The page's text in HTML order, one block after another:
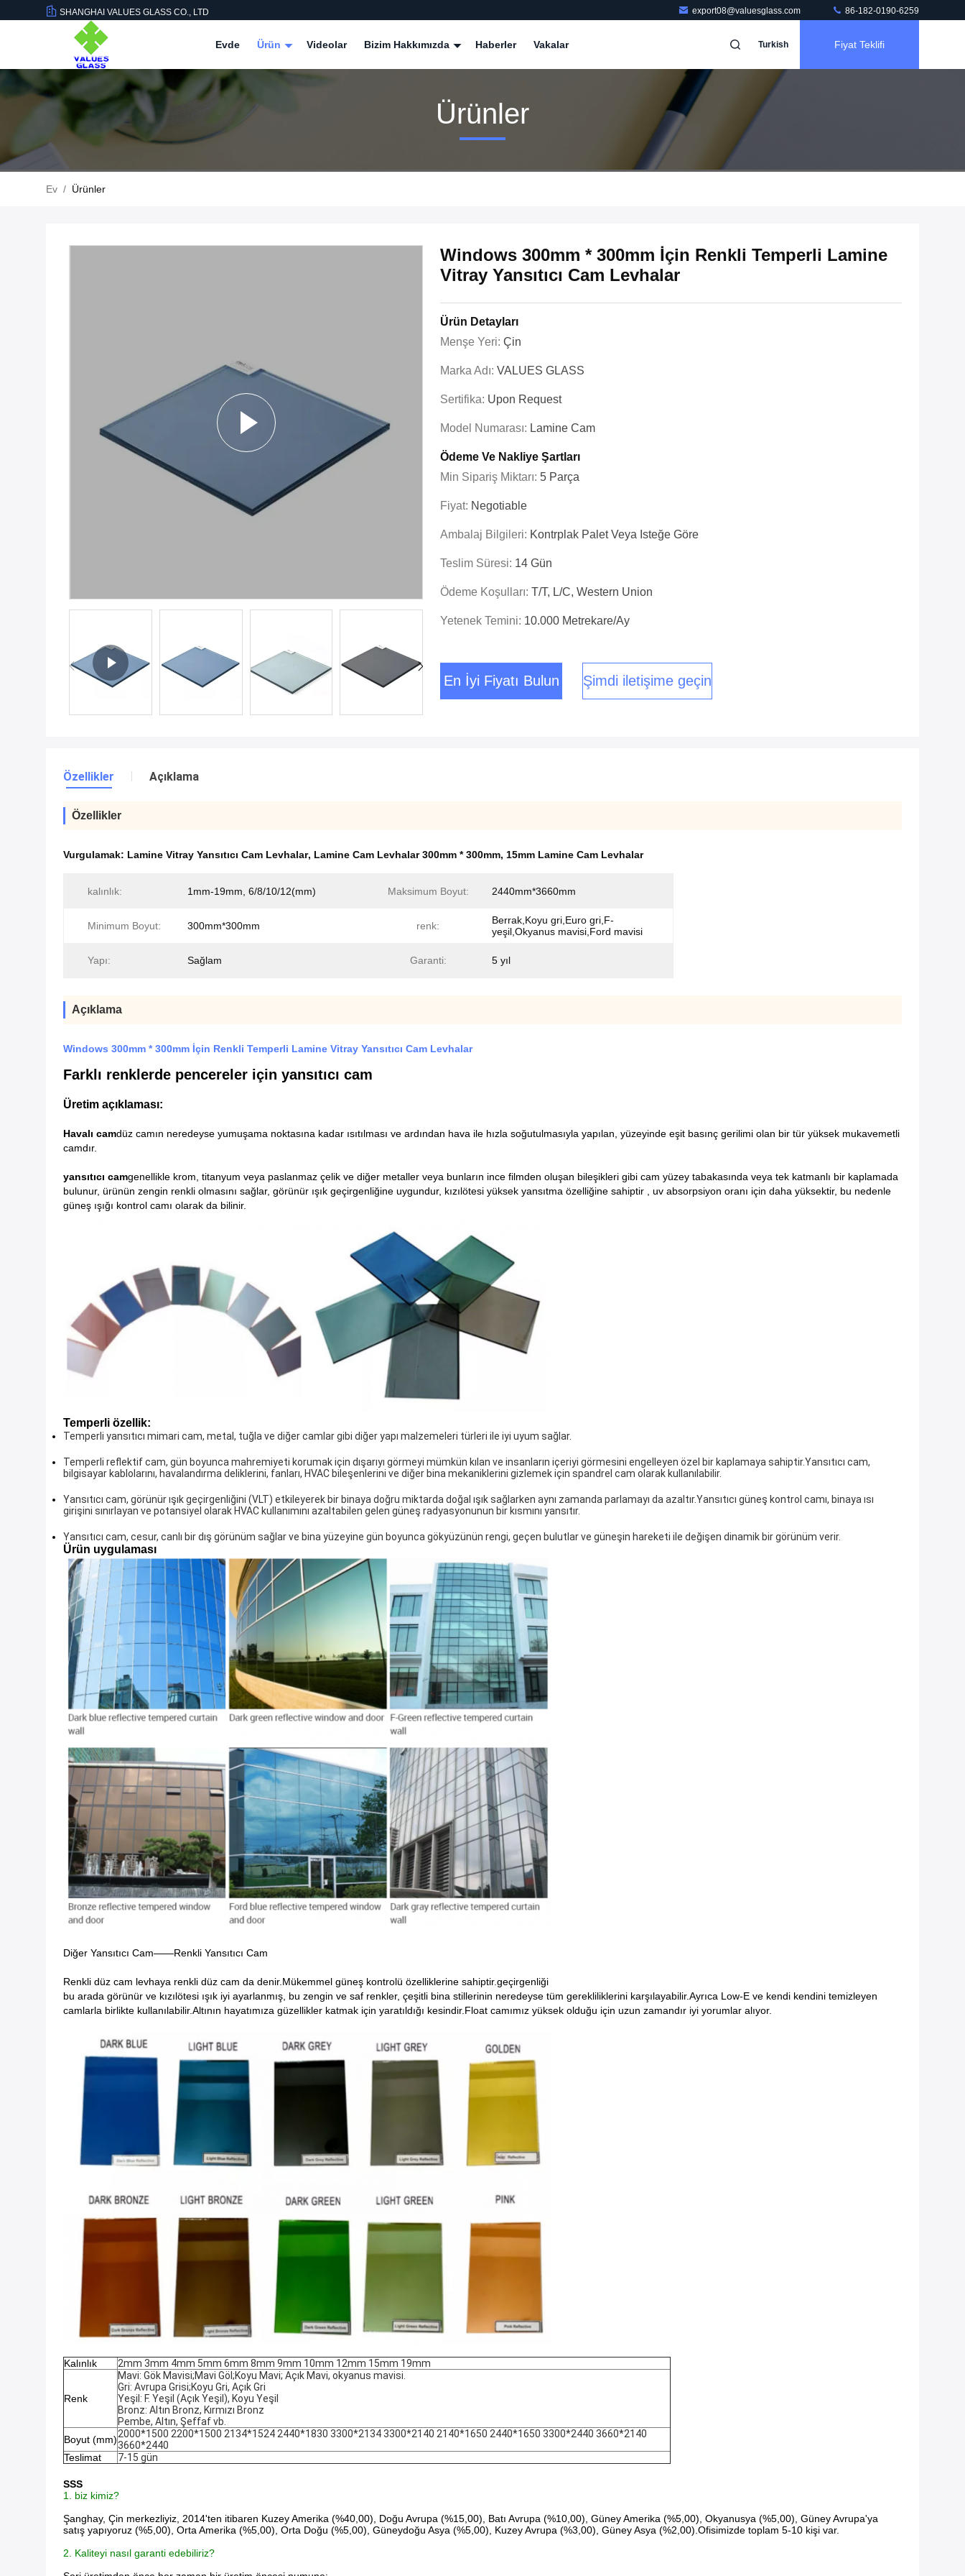
SHANGHAI VALUES GLASS CO., LTD export08@valuesglass.com 86-182-0190-6259
Evde Ürün Videolar Bizim Hakkımızda Haberler Vakalar Turkish Fiyat Teklifi
Ürünler
Ev / Ürünler
Windows 300mm * 300mm İçin Renkli Temperli Lamine
Vitray Yansıtıcı Cam Levhalar
Ürün Detayları
Menşe Yeri: Çin
Marka Adı: VALUES GLASS
Sertifika: Upon Request
Model Numarası: Lamine Cam
Ödeme Ve Nakliye Şartları
Min Sipariş Miktarı: 5 Parça
Fiyat: Negotiable
Ambalaj Bilgileri: Kontrplak Palet Veya Isteğe Göre
Teslim Süresi: 14 Gün
Ödeme Koşulları: T/T, L/C, Western Union
Yetenek Temini: 10.000 Metrekare/Ay
En İyi Fiyatı Bulun Şimdi iletişime geçin
Özellikler Açıklama
Özellikler
Vurgulamak: Lamine Vitray Yansıtıcı Cam Levhalar, Lamine Cam Levhalar 300mm * 300mm, 15mm Lamine Cam Levhalar
kalınlık: 1mm-19mm, 6/8/10/12(mm) Maksimum Boyut: 2440mm*3660mm
Minimum Boyut: 300mm*300mm renk:
Berrak,Koyu gri,Euro gri,F-
yeşil,Okyanus mavisi,Ford mavisi
Yapı: Sağlam Garanti: 5 yıl
Açıklama
Windows 300mm * 300mm İçin Renkli Temperli Lamine Vitray Yansıtıcı Cam Levhalar
Farklı renklerde pencereler için yansıtıcı cam
Üretim açıklaması:
Havalı camdüz camın neredeyse yumuşama noktasına kadar ısıtılması ve ardından hava ile hızla soğutulmasıyla yapılan, yüzeyinde eşit basınç gerilimi olan bir tür yüksek mukavemetli
camdır.
yansıtıcı camgenellikle krom, titanyum veya paslanmaz çelik ve diğer metaller veya bunların ince filmden oluşan bileşikleri gibi cam yüzey tabakasında veya tek katmanlı bir kaplamada
bulunur, ürünün zengin renkli olmasını sağlar, görünür ışık geçirgenliğine uygundur, kızılötesi yüksek yansıtma özelliğine sahiptir , uv absorpsiyon oranı için daha yüksektir, bu nedenle
güneş ışığı kontrol camı olarak da bilinir.
Temperli özellik:
Temperli yansıtıcı mimari cam, metal, tuğla ve diğer camlar gibi diğer yapı malzemeleri türleri ile iyi uyum sağlar.
Temperli reflektif cam, gün boyunca mahremiyeti korumak için dışarıyı görmeyi mümkün kılan ve insanların içeriyi görmesini engelleyen özel bir kaplamaya sahiptir.Yansıtıcı cam,
bilgisayar kablolarını, havalandırma deliklerini, fanları, HVAC bileşenlerini ve diğer bina mekaniklerini gizlemek için spandrel cam olarak kullanılabilir.
Yansıtıcı cam, görünür ışık geçirgenliğini (VLT) etkileyerek bir binaya doğru miktarda doğal ışık sağlarken aynı zamanda parlamayı da azaltır.Yansıtıcı güneş kontrol camı, binaya ısı
girişini sınırlayan ve potansiyel olarak HVAC kullanımını azaltabilen gelen güneş radyasyonunun bir kısmını yansıtır.
Yansıtıcı cam, cesur, canlı bir dış görünüm sağlar ve bina yüzeyine gün boyunca gökyüzünün rengi, geçen bulutlar ve güneşin hareketi ile değişen dinamik bir görünüm verir.
Ürün uygulaması
Diğer Yansıtıcı Cam——Renkli Yansıtıcı Cam
Renkli düz cam levhaya renkli düz cam da denir.Mükemmel güneş kontrolü özelliklerine sahiptir.geçirgenliği
bu arada görünür ve kızılötesi ışık iyi ayarlanmış, bu zengin ve saf renkler, çeşitli bina stillerinin neredeyse tüm gerekliliklerini karşılayabilir.Ayrıca Low-E ve kendi kendini temizleyen
camlarla birlikte kullanılabilir.Altının hayatımıza güzellikler katmak için yaratıldığı kesindir.Float camımız yüksek olduğu için uzun zamandır iyi yorumlar alıyor.
Kalınlık 2mm 3mm 4mm 5mm 6mm 8mm 9mm 10mm 12mm 15mm 19mm
Renk
Mavi: Gök Mavisi;Mavi Göl;Koyu Mavi; Açık Mavi, okyanus mavisi.
Gri: Avrupa Grisi;Koyu Gri, Açık Gri
Yeşil: F. Yeşil (Açık Yeşil), Koyu Yeşil
Bronz: Altın Bronz, Kırmızı Bronz
Pembe, Altın, Şeffaf vb.
Boyut (mm)2000*1500 2200*1500 2134*1524 2440*1830 3300*2134 3300*2140 2140*1650 2440*1650 3300*2440 3660*2140
3660*2440
Teslimat
7-15 gün
SSS
1. biz kimiz?
Şanghay, Çin merkezliyiz, 2014'ten itibaren Kuzey Amerika (%40,00), Doğu Avrupa (%15,00), Batı Avrupa (%10,00), Güney Amerika (%5,00), Okyanusya (%5,00), Güney Avrupa'ya
satış yapıyoruz (%5,00), Orta Amerika (%5,00), Orta Doğu (%5,00), Güneydoğu Asya (%5,00), Kuzey Avrupa (%3,00), Güney Asya (%2,00).Ofisimizde toplam 5-10 kişi var.
2. Kaliteyi nasıl garanti edebiliriz?